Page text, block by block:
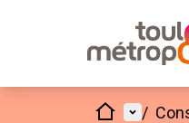
Accueil
Menu
/